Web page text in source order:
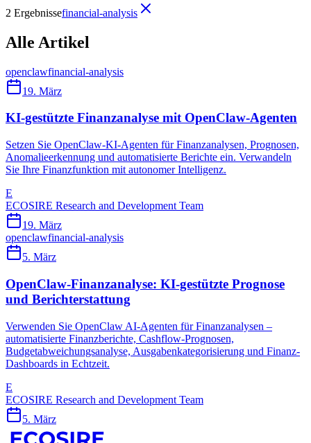
2 Ergebnissefinancial-analysis
Alle Artikel
openclawfinancial-analysis
19. März
KI-gestützte Finanzanalyse mit OpenClaw-Agenten
Setzen Sie OpenClaw-KI-Agenten für Finanzanalysen, Prognosen,
Anomalieerkennung und automatisierte Berichte ein. Verwandeln
Sie Ihre Finanzfunktion mit autonomer Intelligenz.
E
ECOSIRE Research and Development Team
19. März
openclawfinancial-analysis
5. März
OpenClaw-Finanzanalyse: KI-gestützte Prognose
und Berichterstattung
Verwenden Sie OpenClaw AI-Agenten für Finanzanalysen –
automatisierte Finanzberichte, Cashflow-Prognosen,
Budgetabweichungsanalyse, Ausgabenkategorisierung und Finanz-
Dashboards in Echtzeit.
E
ECOSIRE Research and Development Team
5. März